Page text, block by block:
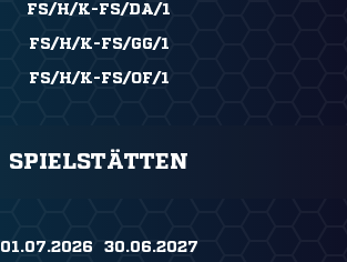
FS/H/K-FS/DA/1
FS/H/K-FS/GG/1
FS/H/K-FS/OF/1
SPIELSTÄTTEN
01.07.2026 ​ 30.06.2027